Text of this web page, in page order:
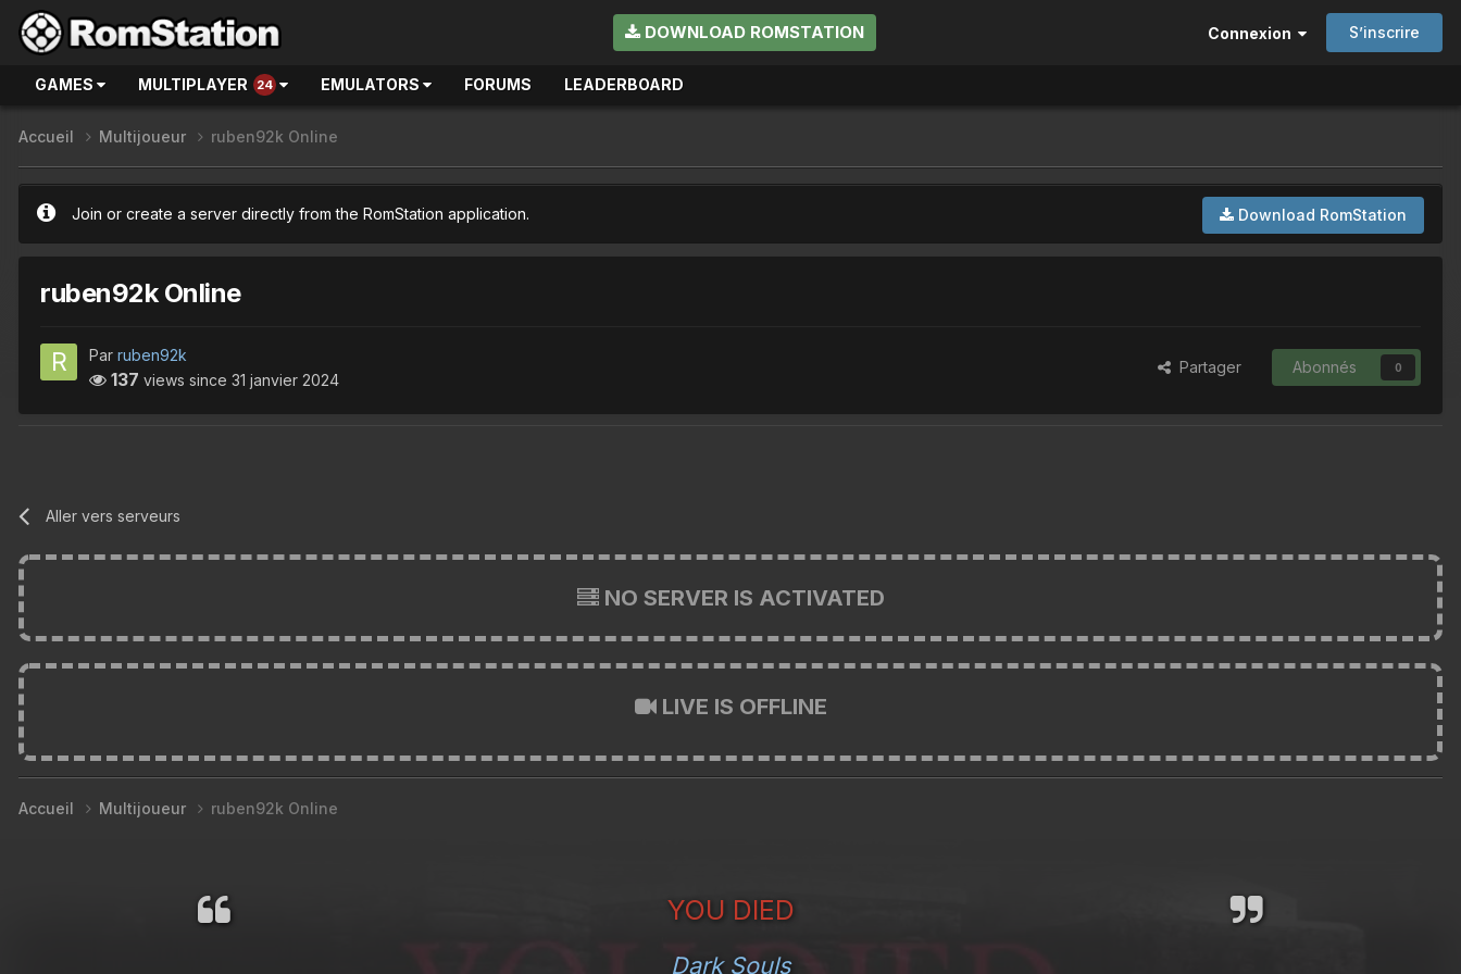
DOWNLOAD ROMSTATION Connexion S’inscrire
GAMES MULTIPLAYER 24 EMULATORS FORUMS LEADERBOARD
Accueil Multijoueur ruben92k Online
Download RomStation
Join or create a server directly from the RomStation application.
ruben92k Online
Par ruben92k
137 views since 31 janvier 2024
Partager Abonnés 0
Aller vers serveurs
NO SERVER IS ACTIVATED
LIVE IS OFFLINE
Accueil Multijoueur ruben92k Online
YOU DIED
Dark Souls